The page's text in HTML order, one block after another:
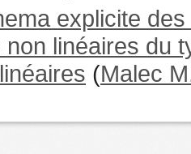
explicite
non linéaires du
(Malec